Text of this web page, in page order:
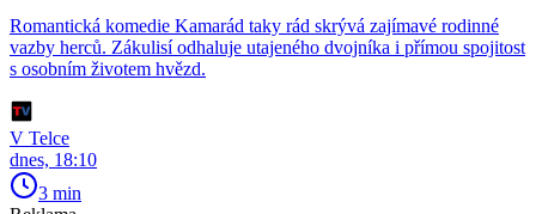
Romantická komedie Kamarád taky rád skrývá zajímavé rodinné
vazby herců. Zákulisí odhaluje utajeného dvojníka i přímou spojitost
s osobním životem hvězd.
V Telce
dnes, 18:10
3 min